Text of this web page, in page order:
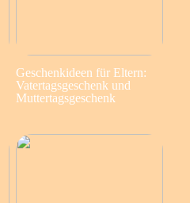
Geschenkideen für Eltern:
Vatertagsgeschenk und
Muttertagsgeschenk